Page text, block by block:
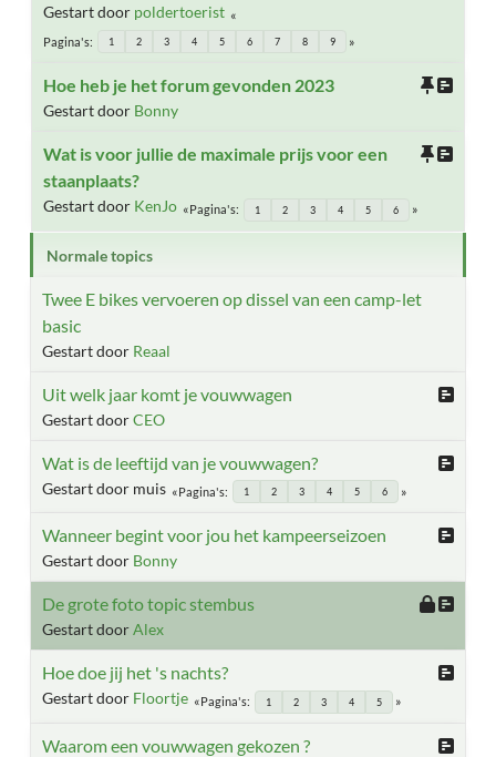
Gestart door poldertoerist
Pagina's 1 2 3 4 5 6 7 8 9
Hoe heb je het forum gevonden 2023
Gestart door Bonny
Wat is voor jullie de maximale prijs voor een
staanplaats?
Gestart door KenJo Pagina's 1 2 3 4 5 6
Normale topics
Twee E bikes vervoeren op dissel van een camp-let
basic
Gestart door Reaal
Uit welk jaar komt je vouwwagen
Gestart doorCEO
Wat is de leeftijd van je vouwwagen?
Gestart door muis Pagina's 1 2 3 4 5 6
Wanneer begint voor jou het kampeerseizoen
Gestart door Bonny
De grote foto topic stembus
Gestart doorAlex
Hoe doe jij het 's nachts?
Gestart door Floortje Pagina's 1 2 3 4 5
Waarom een vouwwagen gekozen ?